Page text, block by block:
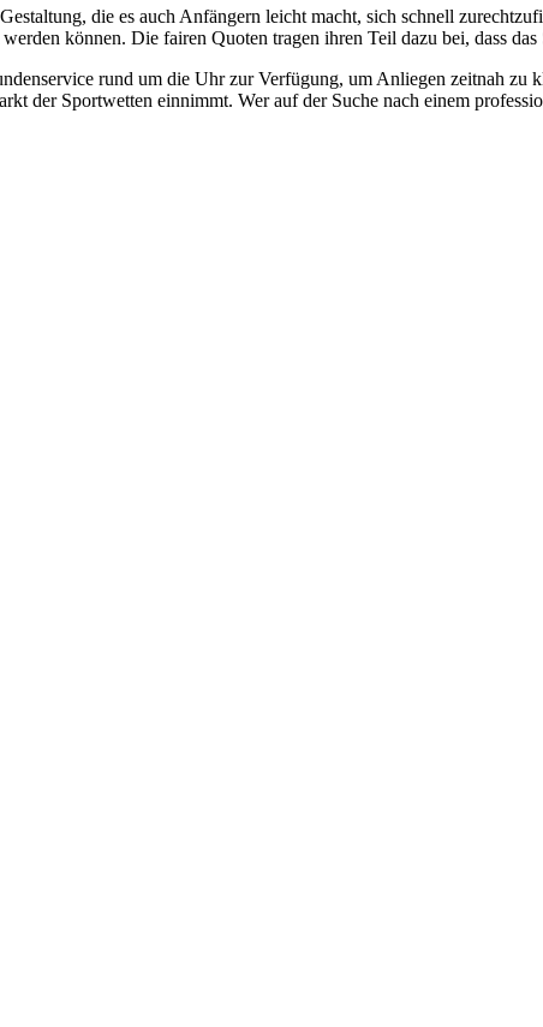
die es auch Anfängern leicht macht, sich schnell
können. Die fairen Quoten tragen ihren Teil dazu bei, dass
rund um die Uhr zur Verfügung, um Anliegen zeitnah zu
der Sportwetten einnimmt. Wer auf der Suche nach einem